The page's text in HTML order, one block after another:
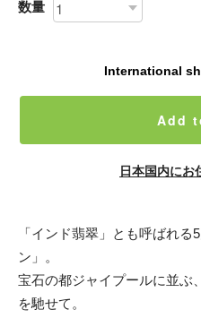
数量
International
Add
日本国内にお
「インド翡翠」とも呼ばれる
ン」。
宝石の都ジャイプールに並ぶ
を馳せて。